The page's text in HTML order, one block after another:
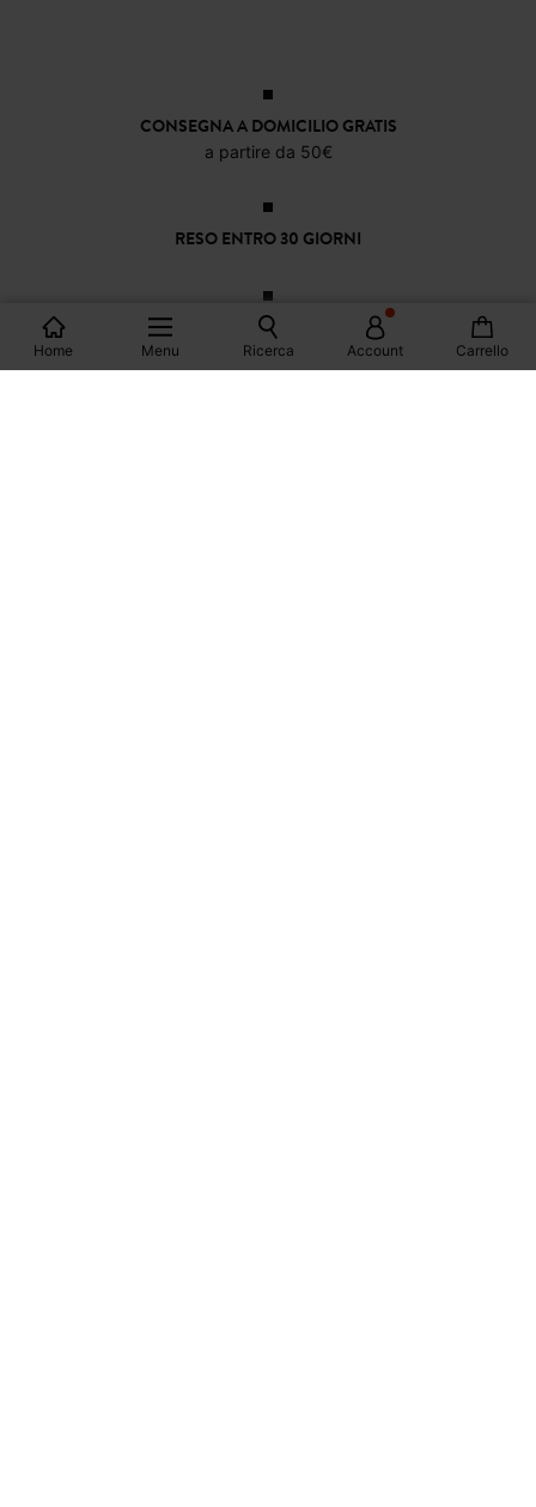
Home Menu Ricerca Account Carrello
CONSEGNA A DOMICILIO GRATIS
a partire da 50€
RESO ENTRO 30 GIORNI
PAGAMENTO SICURO
Visa, PayPal, Apple Pay